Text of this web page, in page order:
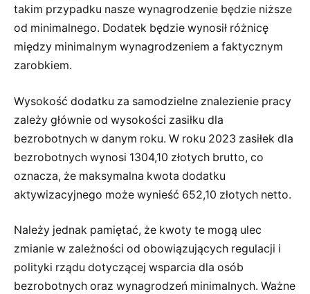
takim przypadku nasze wynagrodzenie będzie niższe
od minimalnego. Dodatek będzie wynosił różnicę
między minimalnym wynagrodzeniem a faktycznym
zarobkiem.
Wysokość dodatku za samodzielne znalezienie pracy
zależy głównie od wysokości zasiłku dla
bezrobotnych w danym roku. W roku 2023 zasiłek dla
bezrobotnych wynosi 1304,10 złotych brutto, co
oznacza, że maksymalna kwota dodatku
aktywizacyjnego może wynieść 652,10 złotych netto.
Należy jednak pamiętać, że kwoty te mogą ulec
zmianie w zależności od obowiązujących regulacji i
polityki rządu dotyczącej wsparcia dla osób
bezrobotnych oraz wynagrodzeń minimalnych. Ważne